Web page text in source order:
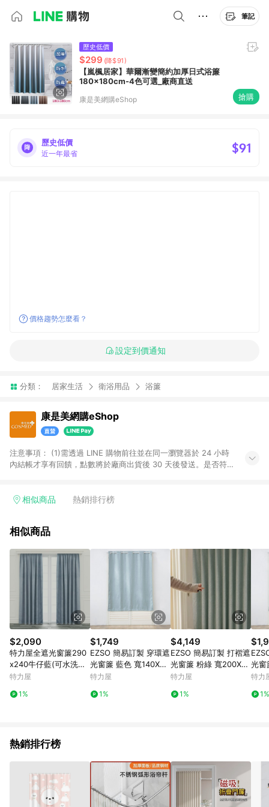
筆記
歷史低價
$299 (降$91)
【嵐楓居家】華爾漸變簡約加厚日式浴簾
180x180cm-4色可選_廠商直送
康是美網購eShop 搶購
歷史低價
近一年最省 $91
價格趨勢怎麼看？
設定到價通知
分類： 居家生活 衛浴用品 浴簾
康是美網購eShop
注意事項：​ (1)需透過 LINE 購物前往並在同一瀏覽器於 24 小時
內結帳才享有回饋，點數將於廠商出貨後 30 天後發送。​是否符
黃金鑽飾/精品相關/3C數位(含周邊)/家電視聽/運動戶外/母嬰用
饋%」，將於訂單成立後由「LINE購物通知」之官方帳號訊息通
依LINE購物網站訂單成立通知為準。​​ (5)LINE購物設有「單一商
品最高回饋點數」機制 (部分時段開放「回饋無上限」)，以同一
訂單中同一商品不論件數計算，請依訂單成立當下LINE購物的回
相似商品 熱銷排行榜
相似商品
$2,090
特力屋全遮光窗簾290
x240牛仔藍(可水洗塗
層)
特力屋
1%
$1,749
EZSO 簡易訂製 穿環遮
光窗簾 藍色 寬140X高
180以內
特力屋
1%
$4,149
EZSO 簡易訂製 打褶遮
光窗簾 粉綠 寬200X高
210以內
特力屋
1%
光窗
240
特力
1%
熱銷排行榜